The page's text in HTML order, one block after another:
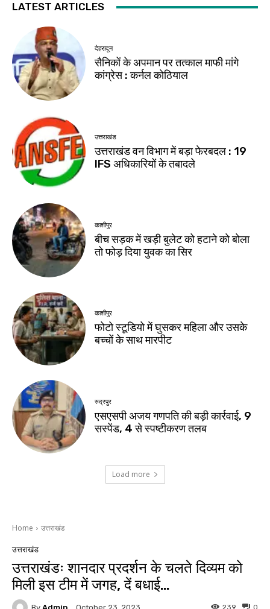
LATEST ARTICLES
देहरादून
सैनिकों के अपमान पर तत्काल माफी मांगे
कांग्रेस : कर्नल कोठियाल
उत्तराखंड
उत्तराखंड वन विभाग में बड़ा फेरबदल : 19
IFS अधिकारियों के तबादले
काशीपुर
बीच सड़क में खड़ी बुलेट को हटाने को बोला
तो फोड़ दिया युवक का सिर
काशीपुर
फोटो स्टूडियो में घुसकर महिला और उसके
बच्चों के साथ मारपीट
रुद्रपुर
एसएसपी अजय गणपति की बड़ी कार्रवाई, 9
सस्पेंड, 4 से स्पष्टीकरण तलब
Load more